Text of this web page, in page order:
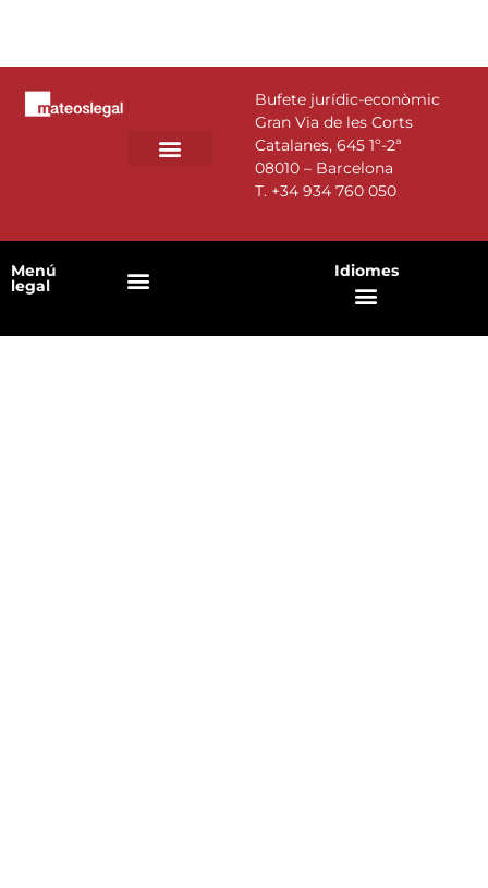
Bufete jurídic-econòmic
Gran Via de les Corts
Catalanes, 645 1º-2ª
08010 – Barcelona
T. +34 934 760 050
Menú
legal
Idiomes